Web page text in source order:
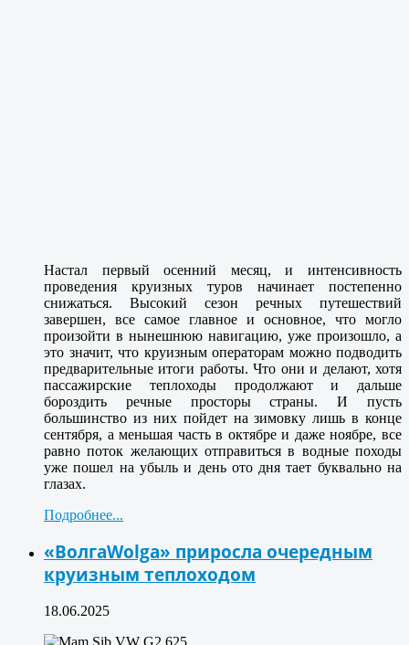
Настал первый осенний месяц, и интенсивность
проведения круизных туров начинает постепенно
снижаться. Высокий сезон речных путешествий
завершен, все самое главное и основное, что могло
произойти в нынешнюю навигацию, уже произошло, а
это значит, что круизным операторам можно подводить
предварительные итоги работы. Что они и делают, хотя
пассажирские теплоходы продолжают и дальше
бороздить речные просторы страны. И пусть
большинство из них пойдет на зимовку лишь в конце
сентября, а меньшая часть в октябре и даже ноябре, все
равно поток желающих отправиться в водные походы
уже пошел на убыль и день ото дня тает буквально на
глазах.
Подробнее...
«ВолгаWolga» приросла очередным
круизным теплоходом
18.06.2025